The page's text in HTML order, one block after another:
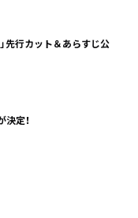
先行カット＆あらすじ公
決定！